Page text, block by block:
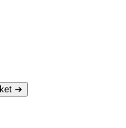
➔